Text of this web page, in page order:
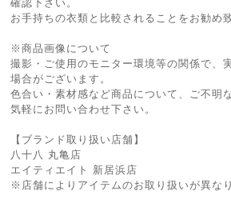
確認下さい。
お手持ちの衣類と比較されることをお勧め
※商品画像について
撮影・ご使用のモニター環境等の関係で、
場合がございます。
色合い・素材感など商品について、ご不明
気軽にお問い合わせ下さい。
【ブランド取り扱い店舗】
八十八 丸亀店
エイティエイト 新居浜店
※店舗によりアイテムのお取り扱いが異な